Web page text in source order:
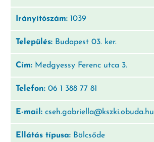
Irányítószám: 1039
Település: Budapest 03. ker.
Cím: Medgyessy Ferenc utca 3.
Telefon: 06 1 388 77 81
E-mail: cseh.gabriella@kszki.obuda.hu
Ellátás típusa: Bölcsőde